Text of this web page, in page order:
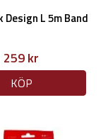
Design L 5m Band
259 kr
KÖP